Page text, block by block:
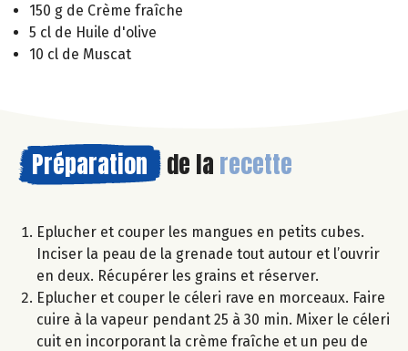
150 g de Crème fraîche
5 cl de Huile d'olive
10 cl de Muscat
Préparation de la recette
Eplucher et couper les mangues en petits cubes.
Inciser la peau de la grenade tout autour et l’ouvrir
en deux. Récupérer les grains et réserver.
Eplucher et couper le céleri rave en morceaux. Faire
cuire à la vapeur pendant 25 à 30 min. Mixer le céleri
cuit en incorporant la crème fraîche et un peu de